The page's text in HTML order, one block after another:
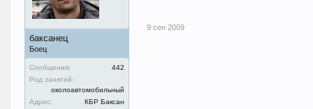
баксанец
Боец
Сообщения:
442
Род занятий:
околоавтомобильный
Адрес:
КБР Баксан
9 сен 2009